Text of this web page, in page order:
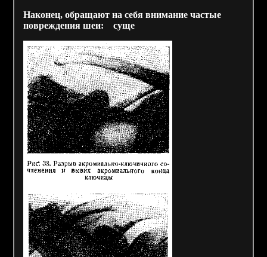
Наконец, обращают на себя внимание частые
повреждения шеи: суще